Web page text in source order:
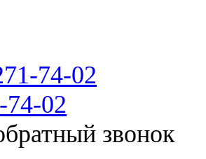
74-02
02
звонок